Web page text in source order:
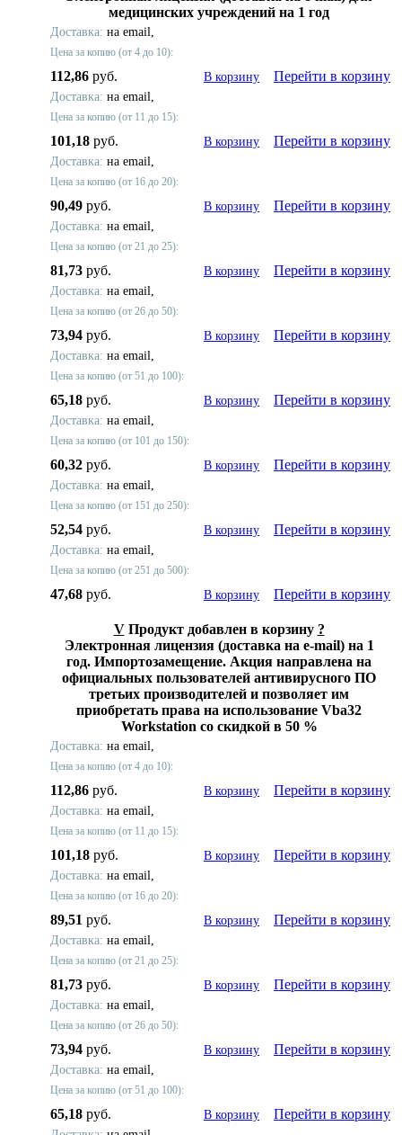
медицинских учреждений на 1 год
Доставка: на email,
Цена за копию (от 4 до 10):
112,86 руб. В корзину Перейти в корзину
Доставка: на email,
Цена за копию (от 11 до 15):
101,18 руб. В корзину Перейти в корзину
Доставка: на email,
Цена за копию (от 16 до 20):
90,49 руб. В корзину Перейти в корзину
Доставка: на email,
Цена за копию (от 21 до 25):
81,73 руб. В корзину Перейти в корзину
Доставка: на email,
Цена за копию (от 26 до 50):
73,94 руб. В корзину Перейти в корзину
Доставка: на email,
Цена за копию (от 51 до 100):
65,18 руб. В корзину Перейти в корзину
Доставка: на email,
Цена за копию (от 101 до 150):
60,32 руб. В корзину Перейти в корзину
Доставка: на email,
Цена за копию (от 151 до 250):
52,54 руб. В корзину Перейти в корзину
Доставка: на email,
Цена за копию (от 251 до 500):
47,68 руб. В корзину Перейти в корзину
V Продукт добавлен в корзину ?
Электронная лицензия (доставка на e-mail) на 1
год. Импортозамещение. Акция направлена на
официальных пользователей антивирусного ПО
третьих производителей и позволяет им
приобретать права на использование Vba32
Workstation со скидкой в 50 %
Доставка: на email,
Цена за копию (от 4 до 10):
112,86 руб. В корзину Перейти в корзину
Доставка: на email,
Цена за копию (от 11 до 15):
101,18 руб. В корзину Перейти в корзину
Доставка: на email,
Цена за копию (от 16 до 20):
89,51 руб. В корзину Перейти в корзину
Доставка: на email,
Цена за копию (от 21 до 25):
81,73 руб. В корзину Перейти в корзину
Доставка: на email,
Цена за копию (от 26 до 50):
73,94 руб. В корзину Перейти в корзину
Доставка: на email,
Цена за копию (от 51 до 100):
65,18 руб. В корзину Перейти в корзину